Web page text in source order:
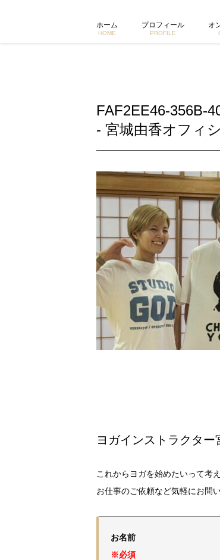
ホーム
HOME
プロフィール
PROFILE
オ
FAF2EE46-356B-
- 宮城由香オフィ
ヨガインストラクター
これからヨガを始めたいって考
お仕事のご依頼など気軽にお問
お名前
※必須